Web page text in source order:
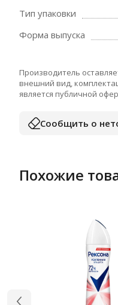
Тип упаковки
Форма выпуска
Производитель
внешний вид,
является публичной
Сообщить о
Похожие